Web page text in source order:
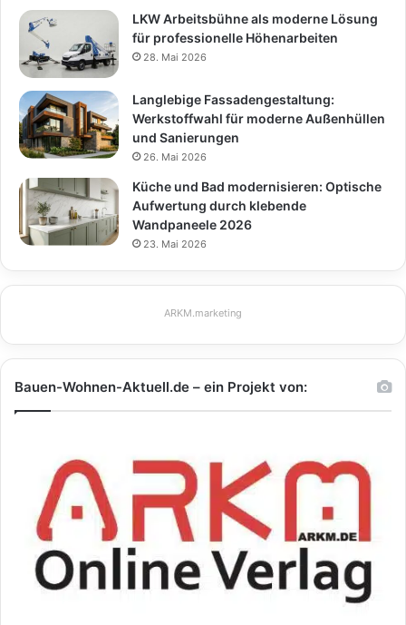
LKW Arbeitsbühne als moderne Lösung
für professionelle Höhenarbeiten
28. Mai 2026
Langlebige Fassadengestaltung:
Werkstoffwahl für moderne Außenhüllen
und Sanierungen
26. Mai 2026
Küche und Bad modernisieren: Optische
Aufwertung durch klebende
Wandpaneele 2026
23. Mai 2026
ARKM.marketing
Bauen-Wohnen-Aktuell.de – ein Projekt von: